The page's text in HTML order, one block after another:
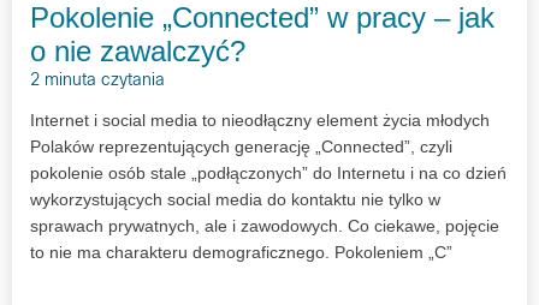
Pokolenie „Connected” w pracy – jak
o nie zawalczyć?
2 minuta czytania
Internet i social media to nieodłączny element życia młodych
Polaków reprezentujących generację „Connected”, czyli
pokolenie osób stale „podłączonych” do Internetu i na co dzień
wykorzystujących social media do kontaktu nie tylko w
sprawach prywatnych, ale i zawodowych. Co ciekawe, pojęcie
to nie ma charakteru demograficznego. Pokoleniem „C”